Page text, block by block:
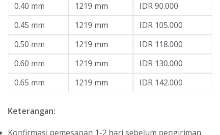
0.40 mm
1219 mm
IDR 90.000
0.45 mm
1219 mm
IDR 105.000
0.50 mm
1219 mm
IDR 118.000
0.60 mm
1219 mm
IDR 130.000
0.65 mm
1219 mm IDR 142.000
Keterangan:
Konfirmasi pemesanan 1-2 hari sebelum pengiriman.